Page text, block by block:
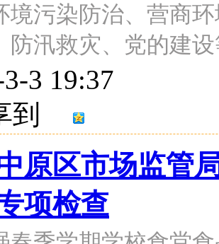
境污染防治、营商
防汛救灾、党的建
3 19:37
到
原区市场监管
项检查